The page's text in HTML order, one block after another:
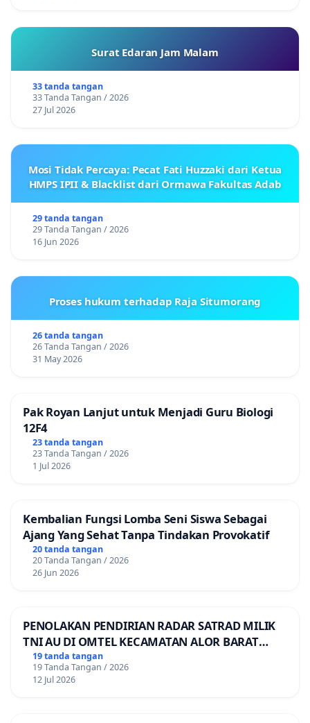
Surat Edaran Jam Malam
33 tanda tangan
33 Tanda Tangan / 2026
27 Jul 2026
Mosi Tidak Percaya: Pecat Fati Huzzaki dari Ketua
HMPS IPII & Blacklist dari Ormawa Fakultas Adab
29 tanda tangan
29 Tanda Tangan / 2026
16 Jun 2026
Proses hukum terhadap Raja Situmorang
26 tanda tangan
26 Tanda Tangan / 2026
31 May 2026
Pak Royan Lanjut untuk Menjadi Guru Biologi
12F4
23 tanda tangan
23 Tanda Tangan / 2026
1 Jul 2026
Kembalian Fungsi Lomba Seni Siswa Sebagai
Ajang Yang Sehat Tanpa Tindakan Provokatif
20 tanda tangan
20 Tanda Tangan / 2026
26 Jun 2026
PENOLAKAN PENDIRIAN RADAR SATRAD MILIK
TNI AU DI OMTEL KECAMATAN ALOR BARAT
LAUT, KABUPATEN ALOR
19 tanda tangan
19 Tanda Tangan / 2026
12 Jul 2026